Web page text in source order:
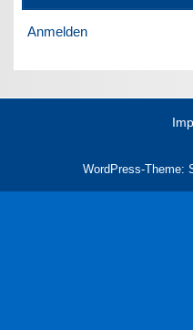
Anmelden
WordPress-Theme: